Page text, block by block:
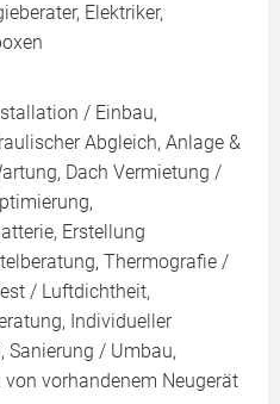
Elektriker,
/ Einbau,
Abgleich, Anlage &
Dach Vermietung /
Erstellung
Thermografie /
/ Luftdichtheit,
Individueller
Sanierung / Umbau,
vorhandenem Neugerät